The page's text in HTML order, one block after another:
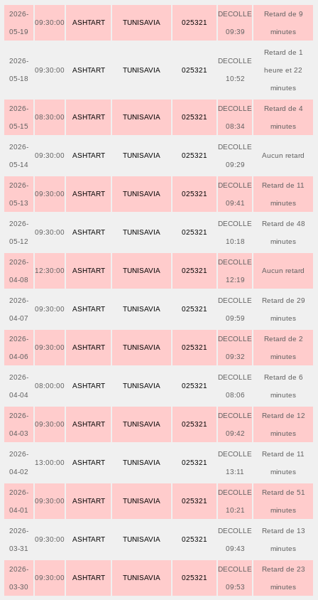
2026-
05-19
09:30:00 ASHTART TUNISAVIA 025321
DECOLLE
09:39
Retard de 9
minutes
2026-
05-18
09:30:00 ASHTART TUNISAVIA 025321
DECOLLE
10:52
Retard de 1
heure et 22
minutes
2026-
05-15
08:30:00 ASHTART TUNISAVIA 025321
DECOLLE
08:34
Retard de 4
minutes
2026-
05-14
09:30:00 ASHTART TUNISAVIA 025321
DECOLLE
09:29
Aucun retard
2026-
05-13
09:30:00 ASHTART TUNISAVIA 025321
DECOLLE
09:41
Retard de 11
minutes
2026-
05-12
09:30:00 ASHTART TUNISAVIA 025321
DECOLLE
10:18
Retard de 48
minutes
2026-
04-08
12:30:00 ASHTART TUNISAVIA 025321
DECOLLE
12:19
Aucun retard
2026-
04-07
09:30:00 ASHTART TUNISAVIA 025321
DECOLLE
09:59
Retard de 29
minutes
2026-
04-06
09:30:00 ASHTART TUNISAVIA 025321
DECOLLE
09:32
Retard de 2
minutes
2026-
04-04
08:00:00 ASHTART TUNISAVIA 025321
DECOLLE
08:06
Retard de 6
minutes
2026-
04-03
09:30:00 ASHTART TUNISAVIA 025321
DECOLLE
09:42
Retard de 12
minutes
2026-
04-02
13:00:00 ASHTART TUNISAVIA 025321
DECOLLE
13:11
Retard de 11
minutes
2026-
04-01
09:30:00 ASHTART TUNISAVIA 025321
DECOLLE
10:21
Retard de 51
minutes
2026-
03-31
09:30:00 ASHTART TUNISAVIA 025321
DECOLLE
09:43
Retard de 13
minutes
2026-
03-30
09:30:00 ASHTART TUNISAVIA 025321
DECOLLE
09:53
Retard de 23
minutes